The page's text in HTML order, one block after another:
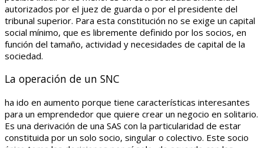
autorizados por el juez de guarda o por el presidente del
tribunal superior. Para esta constitución no se exige un capital
social mínimo, que es libremente definido por los socios, en
función del tamaño, actividad y necesidades de capital de la
sociedad.
La operación de un SNC
ha ido en aumento porque tiene características interesantes
para un emprendedor que quiere crear un negocio en solitario.
Es una derivación de una SAS con la particularidad de estar
constituida por un solo socio, singular o colectivo. Este socio